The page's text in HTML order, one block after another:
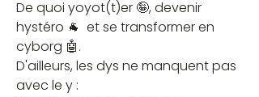
De quoi yoyot(t)er 🤪, devenir
hystéro 🐐  et se transformer en
cyborg 🤖.
D'ailleurs, les dys ne manquent pas
avec le y :